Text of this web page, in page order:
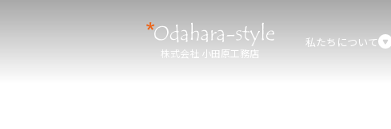
株式会社 小田原工務店
私たちについて